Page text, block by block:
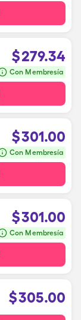
$279.34
Con Membresía
$301.00
Con Membresía
$301.00
Con Membresía
$305.00